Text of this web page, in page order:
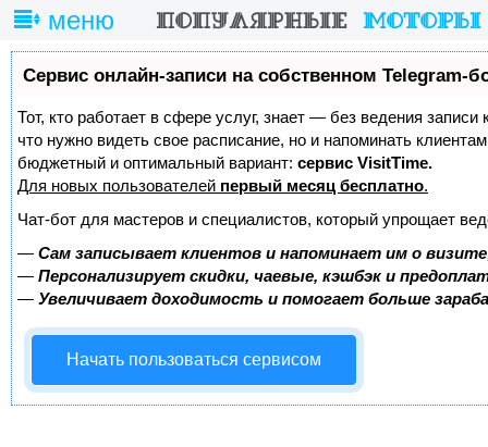
меню
Сервис онлайн-записи на собственном Telegram-
Тот, кто работает в сфере услуг, знает — без ведения записи
что нужно видеть свое расписание, но и напоминать
бюджетный и оптимальный вариант: сервис VisitTime.
Для новых пользователей первый месяц бесплатно.
Чат-бот для мастеров и специалистов, который упрощает
— Сам записывает клиентов и напоминает им о
— Персонализирует скидки, чаевые, кэшбэк и
— Увеличивает доходимость и помогает больше
Начать пользоваться сервисом